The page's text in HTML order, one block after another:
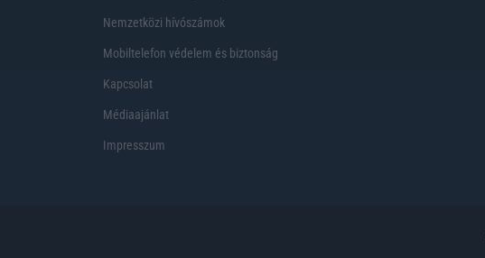
Nemzetközi hívószámok
Mobiltelefon védelem és biztonság
Kapcsolat
Médiaajánlat
Impresszum